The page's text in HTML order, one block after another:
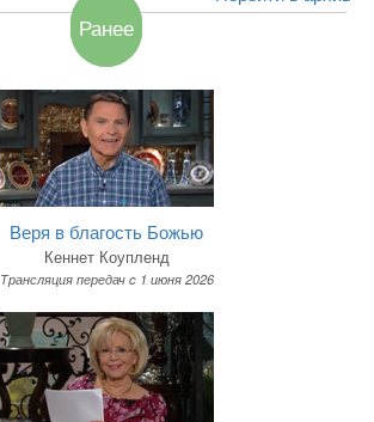
Ранее
Веря в благость Божью
Кеннет Коупленд
Трансляция передач c 1 июня 2026